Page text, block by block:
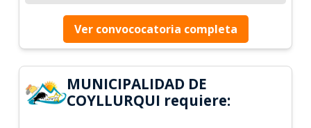
Ver convococatoria completa
MUNICIPALIDAD DE
COYLLURQUI requiere: